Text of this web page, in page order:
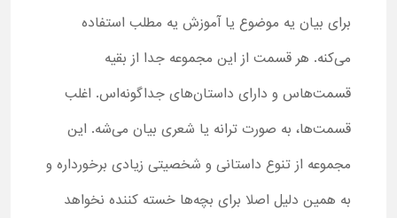
برای بیان یه موضوع یا آموزش یه مطلب استفاده
می‌کنه. هر قسمت از این مجموعه جدا از بقیه
قسمت‌هاس و دارای داستان‌های جداگونه‌اس. اغلب
قسمت‌ها، به صورت ترانه یا شعری بیان می‌شه. این
مجموعه از تنوع داستانی و شخصیتی زیادی برخورداره و
به همین دلیل اصلا برای بچه‌ها خسته کننده نخواهد